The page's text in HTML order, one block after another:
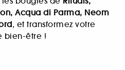
Acqua di Parma, Neom
, et transformez votre
bien-être !